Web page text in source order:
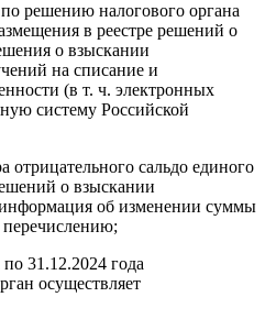
решению налогового органа
в реестре решений о
о взыскании
на списание и
(в т. ч. электронных
систему Российской
отрицательного сальдо единого
о взыскании
об изменении суммы
31.12.2024 года
осуществляет